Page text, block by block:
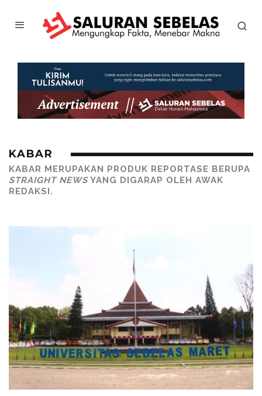
KABAR
KABAR MERUPAKAN PRODUK REPORTASE BERUPA
STRAIGHT NEWSYANG DIGARAP OLEH AWAK
REDAKSI.